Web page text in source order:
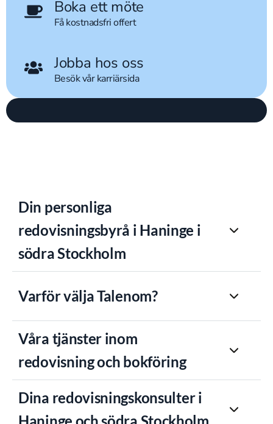
Boka ett möte
Få kostnadsfri offert
Jobba hos oss
Besök vår karriärsida
Din personliga
redovisningsbyrå i Haninge i
södra Stockholm
Varför välja Talenom?
Våra tjänster inom
redovisning och bokföring
Dina redovisningskonsulter i
Haninge och södra Stockholm